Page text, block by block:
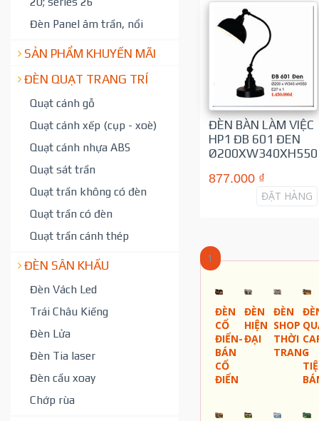
Đèn Panel âm trần, nổi
SẢN PHẨM KHUYẾN MÃI
ĐÈN QUẠT TRANG TRÍ
Quạt cánh gỗ
Quạt cánh xếp (cụp - xoè)
Quạt cánh nhựa ABS
Quạt sát trần
Quạt trần không có đèn
Quạt trần có đèn
Quạt trần cánh thép
ĐÈN SÂN KHẤU
Đèn Vách Led
Trái Châu Kiếng
Đèn Lửa
Đèn Tia laser
Đèn cầu xoay
Chớp rùa
ĐÈN BÀN LÀM VIỆC
HP1 ĐB 601 ĐEN
Ø200XW340XH550
877.000 ₫
ĐẶT HÀNG
1
ĐÈN
CỔ
ĐIỂN-
BÁN
CỔ
ĐIỂN
ĐÈN
HIỆN
ĐẠI
ĐÈN
SHOP
THỜI
TRANG
-